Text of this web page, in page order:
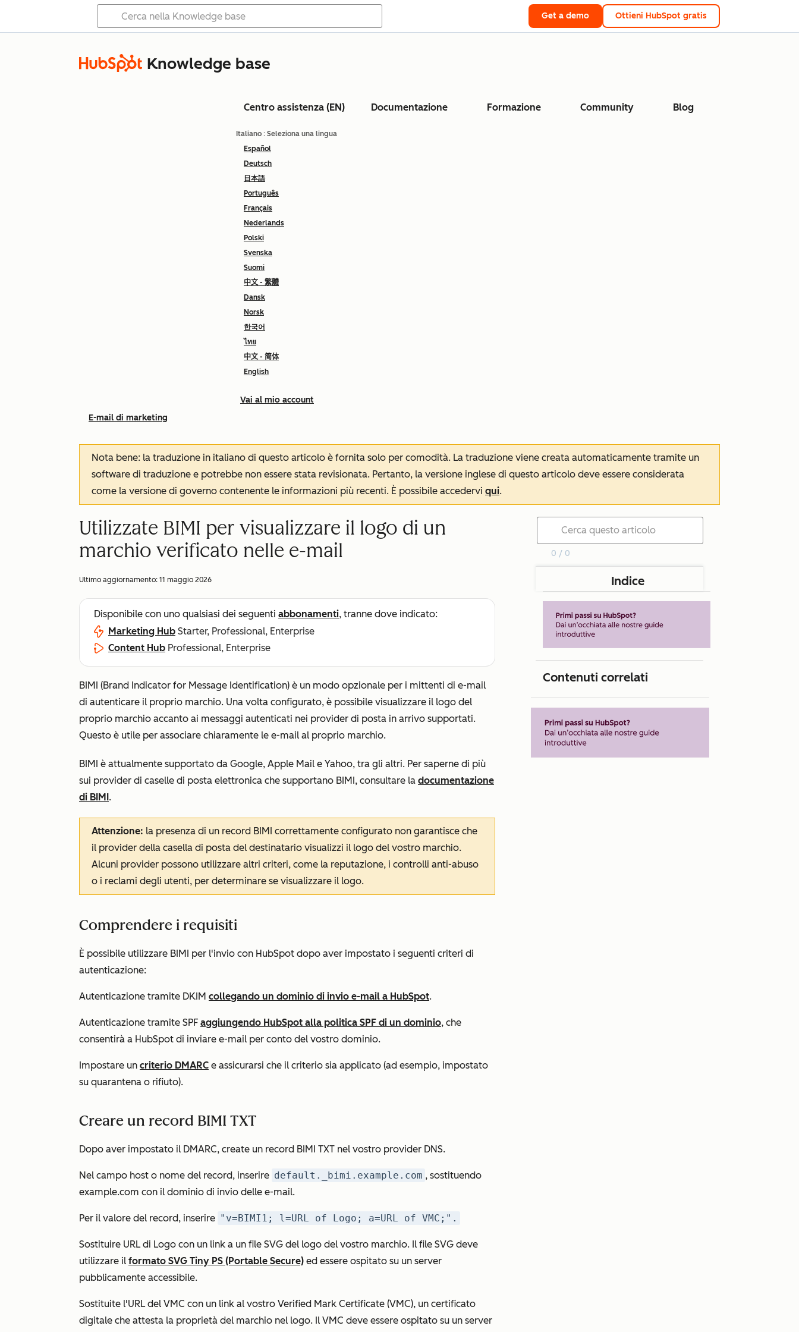
Get a demo Ottieni HubSpot gratis
Knowledge base
Centro assistenza (EN) Documentazione Formazione Community Blog
Italiano : Seleziona una lingua
Español
Deutsch
日本語
Português
Français
Nederlands
Polski
Svenska
Suomi
中文 - 繁體
Dansk
Norsk
한국어
ไทย
中文 - 简体
English
Vai al mio account
E-mail di marketing
Nota bene: la traduzione in italiano di questo articolo è fornita solo per comodità. La traduzione viene creata automaticamente tramite un
software di traduzione e potrebbe non essere stata revisionata. Pertanto, la versione inglese di questo articolo deve essere considerata
come la versione di governo contenente le informazioni più recenti. È possibile accedervi qui.
Utilizzate BIMI per visualizzare il logo di un
marchio verificato nelle e-mail
Ultimo aggiornamento: 11 maggio 2026
Disponibile con uno qualsiasi dei seguenti abbonamenti, tranne dove indicato:
Marketing Hub Starter, Professional, Enterprise
Content Hub Professional, Enterprise
BIMI (Brand Indicator for Message Identification) è un modo opzionale per i mittenti di e-mail
di autenticare il proprio marchio. Una volta configurato, è possibile visualizzare il logo del
proprio marchio accanto ai messaggi autenticati nei provider di posta in arrivo supportati.
Questo è utile per associare chiaramente le e-mail al proprio marchio.
BIMI è attualmente supportato da Google, Apple Mail e Yahoo, tra gli altri. Per saperne di più
sui provider di caselle di posta elettronica che supportano BIMI, consultare la documentazione
di BIMI.
Attenzione: la presenza di un record BIMI correttamente configurato non garantisce che
il provider della casella di posta del destinatario visualizzi il logo del vostro marchio.
Alcuni provider possono utilizzare altri criteri, come la reputazione, i controlli anti-abuso
o i reclami degli utenti, per determinare se visualizzare il logo.
Comprendere i requisiti
È possibile utilizzare BIMI per l'invio con HubSpot dopo aver impostato i seguenti criteri di
autenticazione:
Autenticazione tramite DKIM collegando un dominio di invio e-mail a HubSpot.
Autenticazione tramite SPF aggiungendo HubSpot alla politica SPF di un dominio, che
consentirà a HubSpot di inviare e-mail per conto del vostro dominio.
Impostare un criterio DMARC e assicurarsi che il criterio sia applicato (ad esempio, impostato
su quarantena o rifiuto).
Creare un record BIMI TXT
Dopo aver impostato il DMARC, create un record BIMI TXT nel vostro provider DNS.
Nel campo host o nome del record, inserire default._bimi.example.com , sostituendo
example.com con il dominio di invio delle e-mail.
Per il valore del record, inserire "v=BIMI1; l=URL of Logo; a=URL of VMC;".
Sostituire URL di Logo con un link a un file SVG del logo del vostro marchio. Il file SVG deve
utilizzare il formato SVG Tiny PS (Portable Secure) ed essere ospitato su un server
pubblicamente accessibile.
Sostituite l'URL del VMC con un link al vostro Verified Mark Certificate (VMC), un certificato
digitale che attesta la proprietà del marchio nel logo. Il VMC deve essere ospitato su un server
0 / 0
Indice
Contenuti correlati